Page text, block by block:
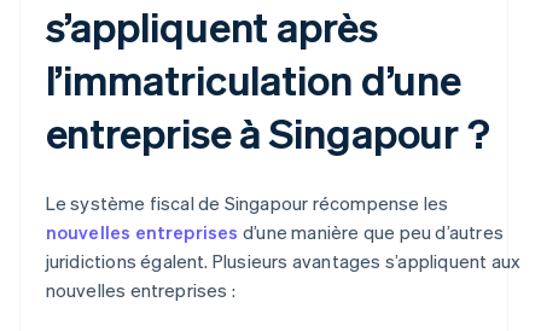
s’appliquent après
l’immatriculation d’une
entreprise à Singapour ?
Le système fiscal de Singapour récompense les
nouvelles entreprises d’une manière que peu d’autres
juridictions égalent. Plusieurs avantages s’appliquent aux
nouvelles entreprises :